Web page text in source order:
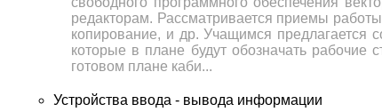
редакторам. Рассматривается приемы
копирование, и др. Учащимся предлагается
которые в плане будут обозначать
готовом плане каби...
Устройства ввода - вывода информации